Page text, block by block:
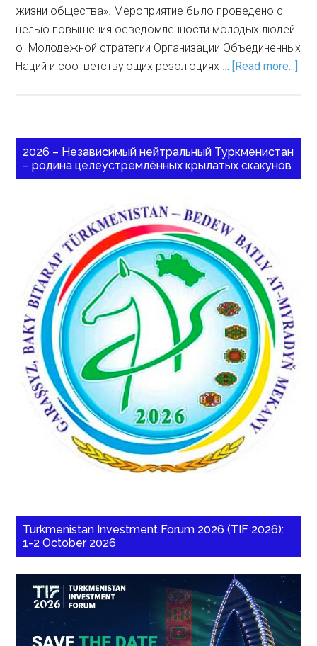
жизни общества». Мероприятие было проведено с
целью повышения осведомленности молодых людей
о Молодежной стратегии Организации Объединенных
Наций и соответствующих резолюциях … [Read more...]
2026 – Независимый нейтральный Туркменистан
– родина целеустремлённых крылатых скакунов
Turkmenistan Investment Forum 2026 (TIF 2026):
1-2 October 2026